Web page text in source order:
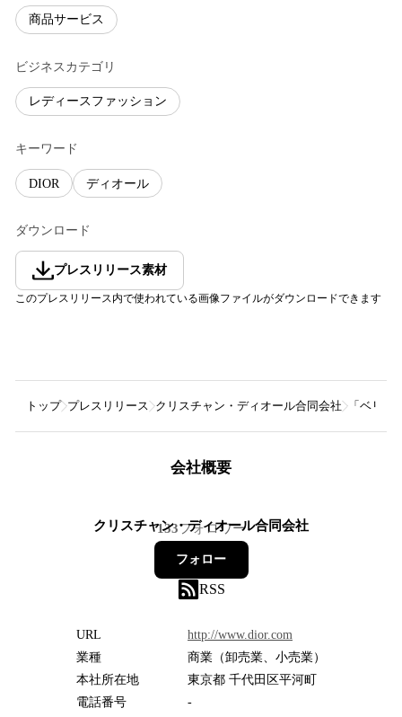
商品サービス
ビジネスカテゴリ
レディースファッション
キーワード
DIOR ディオール
ダウンロード
プレスリリース素材
このプレスリリース内で使われている画像ファイルがダウンロードできます
トップ プレスリリース クリスチャン・ディオール合同会社 「ベリ
会社概要
クリスチャン・ディオール合同会社
133フォロワー
フォロー
RSS
URL
http://www.dior.com
業種
商業（卸売業、小売業）
本社所在地
東京都 千代田区平河町
電話番号
-